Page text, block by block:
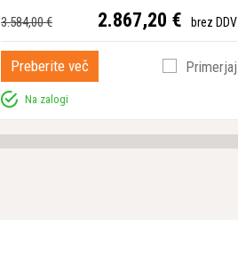
3.584,00 € 2.867,20 € brez DDV
Preberite več Primerjaj
Na zalogi